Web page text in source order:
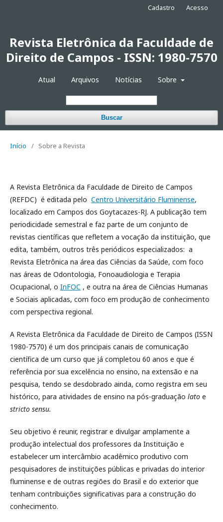
Revista Eletrônica da Faculdade de
Direito de Campos - ISSN: 1980-7570
Atual Arquivos Notícias Sobre
Buscar
Cadastro Acesso
Início / Sobre a Revista
A Revista Eletrônica da Faculdade de Direito de Campos
(REFDC) é editada pelo Centro Universitário Fluminense,
localizado em Campos dos Goytacazes-RJ. A publicação tem
periodicidade semestral e faz parte de um conjunto de
revistas científicas que refletem a vocação da instituição, que
edita, também, outros três periódicos especializados: a
Revista Eletrônica na área das Ciências da Saúde, com foco
nas áreas de Odontologia, Fonoaudiologia e Terapia
Ocupacional, o InFOC , e outra na área de Ciências Humanas
e Sociais aplicadas, com foco em produção de conhecimento
com perspectiva regional.
A Revista Eletrônica da Faculdade de Direito de Campos (ISSN
1980-7570) é um dos principais canais de comunicação
científica de um curso que já completou 60 anos e que é
referência por sua excelência no ensino, na extensão e na
pesquisa, tendo se desdobrado ainda, como registra em seu
histórico, para atividades de ensino na pós-graduação lato e
stricto sensu.
Seu objetivo é reunir, registrar e divulgar amplamente a
produção intelectual dos professores da Instituição e
estabelecer um intercâmbio acadêmico produtivo com
pesquisadores de instituições públicas e privadas do interior
fluminense e de outras regiões do Brasil e do exterior que
tenham contribuições significativas para a construção do
conhecimento.